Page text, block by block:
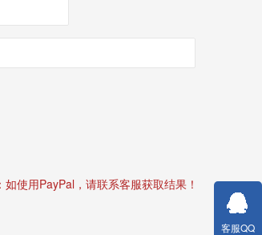
如使用PayPal，请联系客服获取结果！
客服QQ